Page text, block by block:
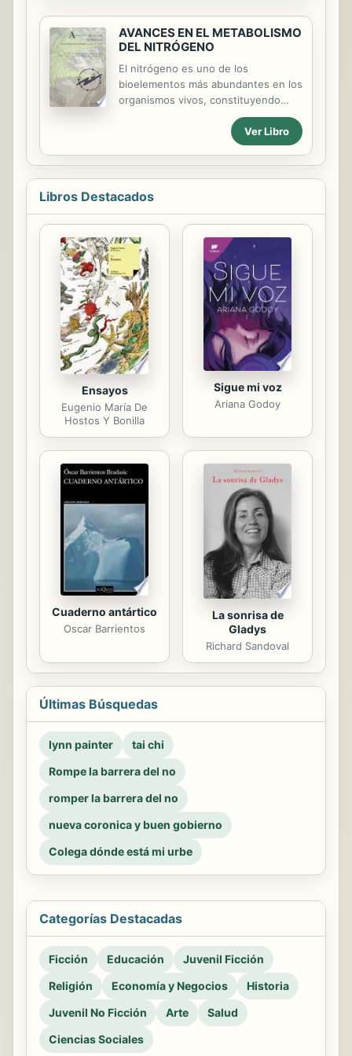
AVANCES EN EL METABOLISMO
DEL NITRÓGENO
El nitrógeno es uno de los
bioelementos más abundantes en los
organismos vivos, constituyendo
entre el 0,5 y el 5% del peso seco de
las plantas superiores, proporción
que se eleva al 8-10% en el caso de
las microalgas. El Reino Vegetal en
su conjunto asimila alrededor de 10
elevado a 10 toneladas de nitrógeno
de nitrato y una pequeña, pero muy
significativa fracción (1%), como
(di)nitrógeno atmosférico. El proceso
de la denitrificación conlleva la
pérdida de N-nitrato del suelo y las
aguas a la atmósfera, mientras que
la...
Ver Libro
Libros Destacados
Ensayos
Eugenio María De
Hostos Y Bonilla
Sigue mi voz
Ariana Godoy
Cuaderno antártico
Oscar Barrientos
La sonrisa de
Gladys
Richard Sandoval
Últimas Búsquedas
lynn painter
tai chi
Rompe la barrera del no
romper la barrera del no
nueva coronica y buen gobierno
Colega dónde está mi urbe
Categorías Destacadas
Ficción Educación
Juvenil Ficción
Religión
Economía y Negocios
Historia
Juvenil No Ficción
Arte
Salud
Ciencias Sociales